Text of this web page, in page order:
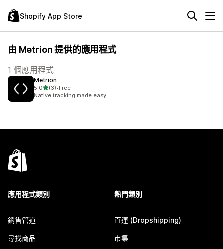
Shopify App Store
由 Metrion 提供的應用程式
1 個應用程式
Metrion
5.0滿分 5 顆星
(3)
共有 3 則評價
•Free
Native tracking made easy.
應用程式類別
銷售管道
尋找商品
熱門類別
直運 (Dropshipping)
市集